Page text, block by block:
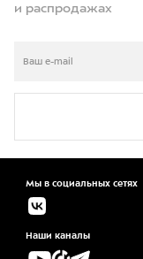
и распродажах
Мы в социальных сетях
Наши каналы